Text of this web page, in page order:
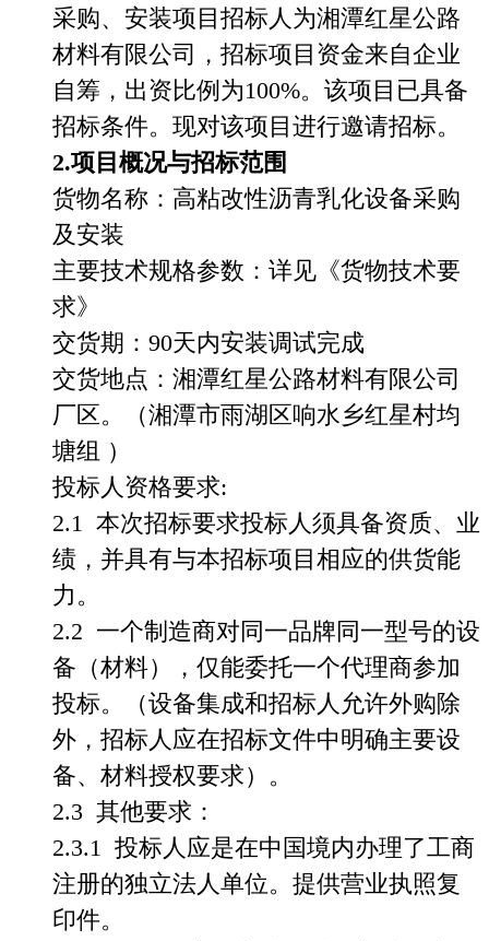
采购、安装项目招标人为湘潭红星公路
材料有限公司，招标项目资金来自企业
自筹，出资比例为100%。该项目已具备
招标条件。现对该项目进行邀请招标。
2.项目概况与招标范围
货物名称：高粘改性沥青乳化设备采购
及安装
主要技术规格参数：详见《货物技术要
求》
交货期： 90天内安装调试完成
交货地点：湘潭红星公路材料有限公司
厂区。（湘潭市雨湖区响水乡红星村均
塘组 ）
投标人资格要求:
2.1 本次招标要求投标人须具备资质、业
绩，并具有与本招标项目相应的供货能
力。
2.2 一个制造商对同一品牌同一型号的设
备（材料），仅能委托一个代理商参加
投标。（设备集成和招标人允许外购除
外，招标人应在招标文件中明确主要设
备、材料授权要求）。
2.3 其他要求：
2.3.1 投标人应是在中国境内办理了工商
注册的独立法人单位。提供营业执照复
印件。